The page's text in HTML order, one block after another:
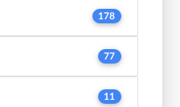
178
77
11